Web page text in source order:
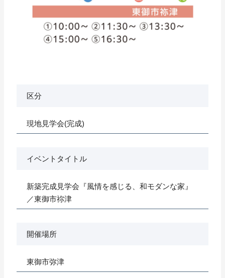
区分
現地見学会(完成)
イベントタイトル
新築完成見学会『風情を感じる、和モダンな家』
／東御市祢津
開催場所
東御市弥津